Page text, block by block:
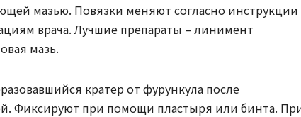
мазью. Повязки меняют согласно инструкции
врача. Лучшие препараты – линимент
мазь.
кратер от фурункула после
Фиксируют при помощи пластыря или бинта.